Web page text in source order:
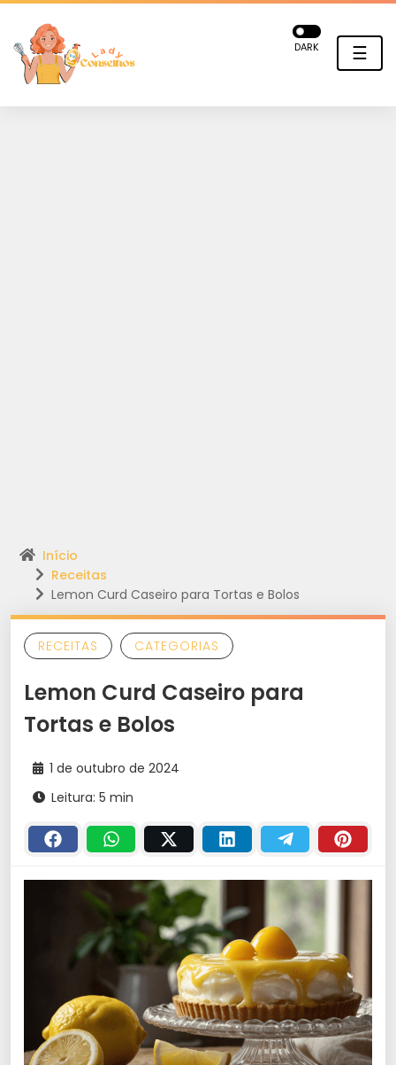
☰
DARK
Início
Receitas
Lemon Curd Caseiro para Tortas e Bolos
RECEITAS CATEGORIAS
Lemon Curd Caseiro para
Tortas e Bolos
1 de outubro de 2024
Leitura: 5 min